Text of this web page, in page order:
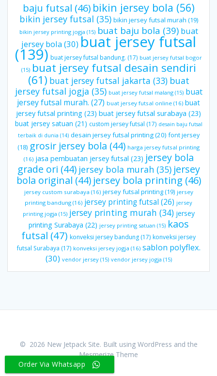
baju futsal (46) bikin jersey bola (56)
bikin jersey futsal (35) bikin jersey futsal murah (19)
bikin jersey printing jogja (15) buat baju bola (39) buat
jersey bola(30)buat jersey futsal
(139) buat jersey futsal bandung. (17) buat jersey futsal bogor
(15) buat jersey futsal desain sendiri
(61) buat jersey futsal jakarta (33) buat
jersey futsal jogja (35) buat jersey futsal malang(15) buat
jersey futsal murah. (27) buat jersey futsal online(16) buat
jersey futsal printing (23) buat jersey futsal surabaya (23)
buat jersey satuan (21) custom jersey futsal (17) desain baju futsal
terbaik di dunia (14) desain jersey futsal printing(20) font jersey
(18) grosir jersey bola (44) harga jersey futsal printing
(16) jasa pembuatan jersey futsal (23) jersey bola
grade ori (44) jersey bola murah (35) jersey
bola original (44) jersey bola printing (46)
jersey custom surabaya (16) jersey futsal printing(19) jersey
printing bandung (16) jersey printing futsal (26) jersey
printing jogja (15) jersey printing murah (34) jersey
printing Surabaya (22) jersey printing satuan (15) kaos
futsal (47) konveksi jersey bandung (17) konveksi jersey
futsal Surabaya (17) konveksi jersey jogja (16) sablon polyflex.
(30) vendor jersey(15) vendor jersey jogja (15)
© 2026 New Jetpack Site. Built using WordPress and the
Mesmerize Theme
Order Via Whatsapp